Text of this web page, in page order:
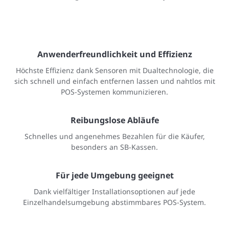
Anwenderfreundlichkeit und Effizienz
Höchste Effizienz dank Sensoren mit Dualtechnologie, die
sich schnell und einfach entfernen lassen und nahtlos mit
POS-Systemen kommunizieren.
Reibungslose Abläufe
Schnelles und angenehmes Bezahlen für die Käufer,
besonders an SB-Kassen.
Für jede Umgebung geeignet
Dank vielfältiger Installationsoptionen auf jede
Einzelhandelsumgebung abstimmbares POS-System.